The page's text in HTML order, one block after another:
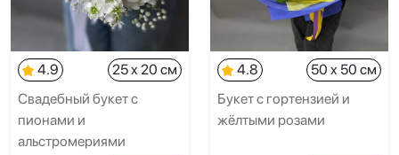
4.9
25 x 20 см
Свадебный букет с
пионами и
альстромериями
4.8
50 x 50 см
Букет с гортензией и
жёлтыми розами